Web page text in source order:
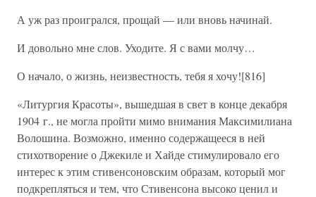
А уж раз проигрался, прощай — или вновь начинай.
И довольно мне слов. Уходите. Я с вами молчу…
О начало, о жизнь, неизвестность, тебя я хочу![816]
«Литургия Красоты», вышедшая в свет в конце декабря
1904 г., не могла пройти мимо внимания Максимилиана
Волошина. Возможно, именно содержащееся в ней
стихотворение о Джекиле и Хайде стимулировало его
интерес к этим стивенсоновским образам, который мог
подкрепляться и тем, что Стивенсона высоко ценил и